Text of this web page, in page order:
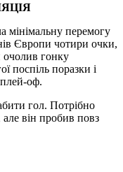
мінімальну перемогу
Європи чотири очки,
очолив гонку
поспіль поразки і
оф.
гол. Потрібно
він пробив повз